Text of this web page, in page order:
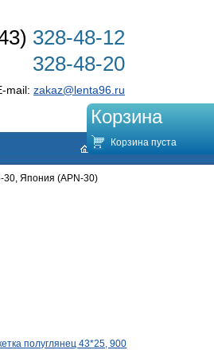
328-48-12
328-48-20
mail: zakaz@lenta96.ru
Корзина
Корзина пуста
30, Япония (APN-30)
полуглянец 43*25, 900